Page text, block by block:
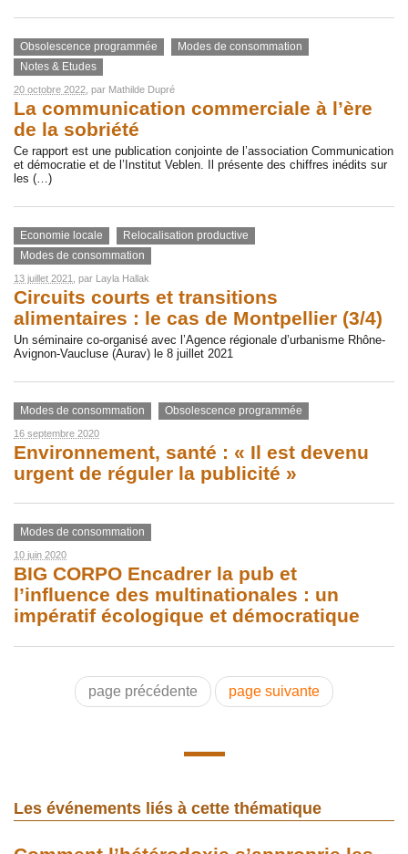
Obsolescence programmée
Modes de consommation
Notes & Etudes
20 octobre 2022 , par Mathilde Dupré
La communication commerciale à l’ère
de la sobriété
Ce rapport est une publication conjointe de l’association Communication
et démocratie et de l’Institut Veblen. Il présente des chiffres inédits sur
les (…)
Economie locale
Relocalisation productive
Modes de consommation
13 juillet 2021 , par Layla Hallak
Circuits courts et transitions
alimentaires : le cas de Montpellier (3/4)
Un séminaire co-organisé avec l’Agence régionale d’urbanisme Rhône-
Avignon-Vaucluse (Aurav) le 8 juillet 2021
Modes de consommation Obsolescence programmée
16 septembre 2020
Environnement, santé : « Il est devenu
urgent de réguler la publicité »
Modes de consommation
10 juin 2020
BIG CORPO Encadrer la pub et
l’influence des multinationales : un
impératif écologique et démocratique
page précédente page suivante
Les événements liés à cette thématique